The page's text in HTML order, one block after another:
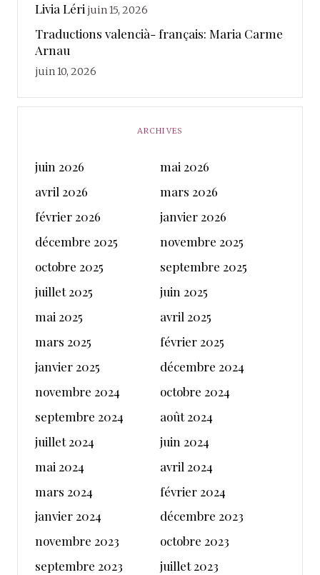
Livia Léri juin 15, 2026
Traductions valencià- français: Maria Carme
Arnau
juin 10, 2026
ARCHIVES
juin 2026
mai 2026
avril 2026
mars 2026
février 2026
janvier 2026
décembre 2025
novembre 2025
octobre 2025
septembre 2025
juillet 2025
juin 2025
mai 2025
avril 2025
mars 2025
février 2025
janvier 2025
décembre 2024
novembre 2024
octobre 2024
septembre 2024
août 2024
juillet 2024
juin 2024
mai 2024
avril 2024
mars 2024
février 2024
janvier 2024
décembre 2023
novembre 2023
octobre 2023
septembre 2023
juillet 2023